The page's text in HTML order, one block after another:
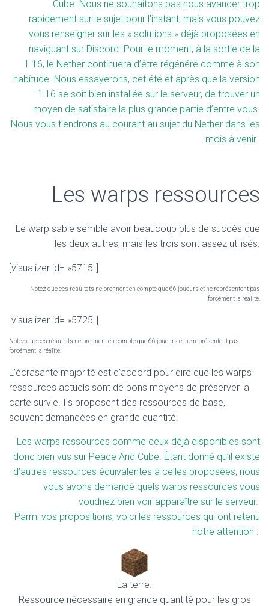
Cube. Nous ne souhaitons pas nous avancer trop
rapidement sur le sujet pour l’instant, mais vous pouvez
vous renseigner sur les « solutions » déjà proposées en
naviguant sur Discord. Pour le moment, à la sortie de la
1.16, le Nether continuera d’être régénéré comme à son
habitude. Nous essayerons, cet été et après que la version
1.16 se soit bien installée sur le serveur, de trouver un
moyen de satisfaire la plus grande partie d’entre vous.
Nous vous tiendrons au courant au sujet du Nether dans les
mois à venir.
Les warps ressources
Le warp sable semble avoir beaucoup plus de succès que
les deux autres, mais les trois sont assez utilisés.
[visualizer id= »5715″]
Notez que ces résultats ne prennent en compte que 66 joueurs et ne représentent pas
forcément la réalité.
[visualizer id= »5725″]
Notez que ces résultats ne prennent en compte que 66 joueurs et ne représentent pas
forcément la réalité.
L’écrasante majorité est d’accord pour dire que les warps
ressources actuels sont de bons moyens de préserver la
carte survie. Ils proposent des ressources de base,
souvent demandées en grande quantité.
Les warps ressources comme ceux déjà disponibles sont
donc bien vus sur Peace And Cube. Étant donné qu’il existe
d’autres ressources équivalentes à celles proposées, nous
vous avons demandé quels warps ressources vous
voudriez bien voir apparaître sur le serveur.
Parmi vos propositions, voici les ressources qui ont retenu
notre attention :
La terre.
Ressource nécessaire en grande quantité pour les gros